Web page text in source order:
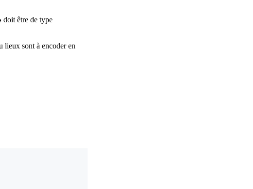
doit être de type
lieux sont à encoder en